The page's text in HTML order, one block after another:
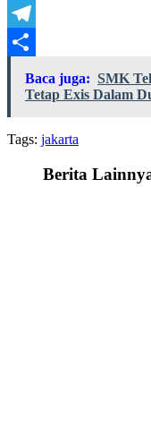
X
Telegram
Share
Baca juga: SMK
Tetap Exis Dalam
Tags: jakarta
Berita